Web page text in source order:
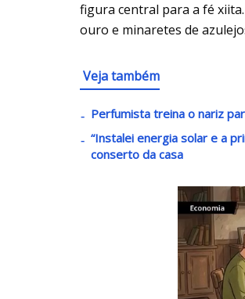
figura central para a fé
ouro e minaretes de
Veja também
Perfumista treina o nariz
“Instalei energia solar e a
conserto da casa